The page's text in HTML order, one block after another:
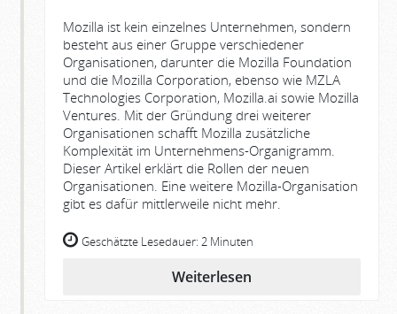
Mozilla ist kein einzelnes Unternehmen, sondern
besteht aus einer Gruppe verschiedener
Organisationen, darunter die Mozilla Foundation
und die Mozilla Corporation, ebenso wie MZLA
Technologies Corporation, Mozilla.ai sowie Mozilla
Ventures. Mit der Gründung drei weiterer
Organisationen schafft Mozilla zusätzliche
Komplexität im Unternehmens-Organigramm.
Dieser Artikel erklärt die Rollen der neuen
Organisationen. Eine weitere Mozilla-Organisation
gibt es dafür mittlerweile nicht mehr.
Geschätzte Lesedauer: 2 Minuten
Weiterlesen